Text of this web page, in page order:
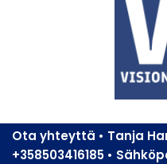
Ota yhteyttä • Tanja
+358503416185 •